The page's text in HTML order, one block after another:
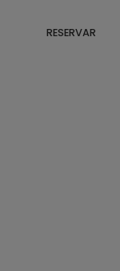
RESERVAR